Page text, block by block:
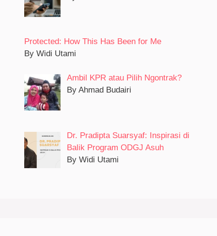
Protected: How This Has Been for Me
By Widi Utami
Ambil KPR atau Pilih Ngontrak?
By Ahmad Budairi
Dr. Pradipta Suarsyaf: Inspirasi di
Balik Program ODGJ Asuh
By Widi Utami